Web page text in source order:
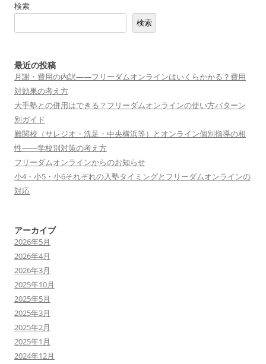
ナ
ー
シ
ョ
ン
検索
検索
最近の投稿
月謝・費用の内訳——フリーダムオンラインはいくらかかる？費用
対効果の考え方
大手塾との併用はできる？フリーダムオンラインの使い方パターン
別ガイド
難関校（サレジオ・洗足・中央横浜等）とオンライン個別指導の相
性——学校別対策の考え方
フリーダムオンラインからのお知らせ
小4・小5・小6それぞれの入塾タイミングとフリーダムオンラインの
対応
アーカイブ
2026年5月
2026年4月
2026年3月
2025年10月
2025年5月
2025年3月
2025年2月
2025年1月
2024年12月